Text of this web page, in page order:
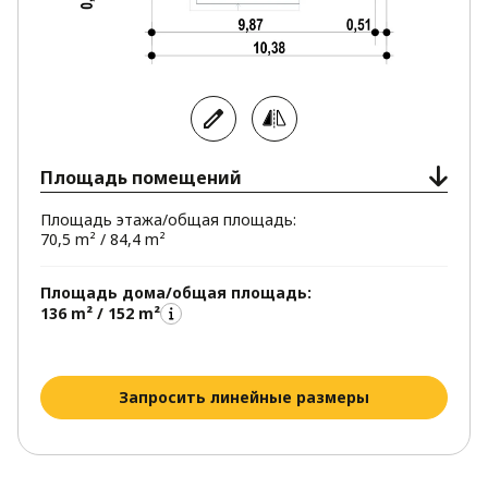
Площадь помещений
Площадь этажа/общая площадь:
70,5 m² / 84,4 m²
Площадь дома/общая площадь:
136 m² / 152 m²
Запросить линейные размеры